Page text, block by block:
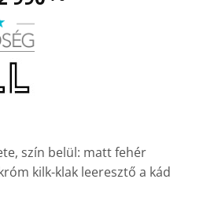
szín belül: matt fehér
kilk-klak leeresztő a kád